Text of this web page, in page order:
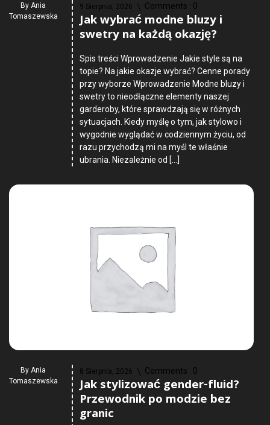
By Ania
Tomaszewska
9 Sierpnia, 2026 Comments : 0
Jak wybrać modne bluzy i
swetry na każdą okazję?
Spis treści Wprowadzenie Jakie style są na
topie? Na jakie okazje wybrać? Cenne porady
przy wyborze Wprowadzenie Modne bluzy i
swetry to nieodłączne elementy naszej
garderoby, które sprawdzają się w różnych
sytuacjach. Kiedy myślę o tym, jak stylowo i
wygodnie wyglądać w codziennym życiu, od
razu przychodzą mi na myśl te właśnie
ubrania. Niezależnie od […]
By Ania
Tomaszewska
8 Sierpnia, 2026 Comments : 0
Jak stylizować gender-fluid?
Przewodnik po modzie bez
granic